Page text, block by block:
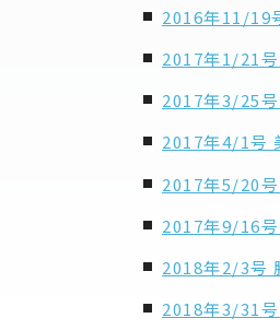
2016年11/19
2017年1/21
2017年3/25
2017年4/1号
2017年5/20
2017年9/16号
2018年2/3号
2018年3/31号